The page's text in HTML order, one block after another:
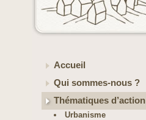
Accueil
Qui sommes-nous ?
Thématiques d’action
Urbanisme